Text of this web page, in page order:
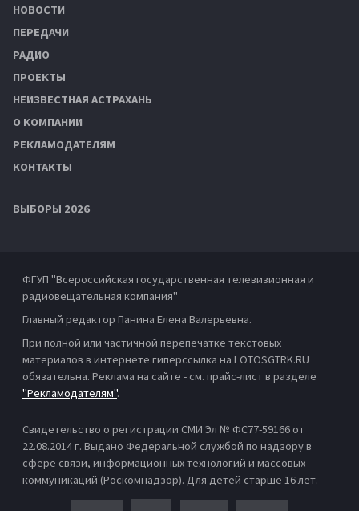
НОВОСТИ
ПЕРЕДАЧИ
РАДИО
ПРОЕКТЫ
НЕИЗВЕСТНАЯ АСТРАХАНЬ
О КОМПАНИИ
РЕКЛАМОДАТЕЛЯМ
КОНТАКТЫ
ВЫБОРЫ 2026
ФГУП "Всероссийская государственная телевизионная и
радиовещательная компания"
Главный редактор Панина Елена Валерьевна.
При полной или частичной перепечатке текстовых
материалов в интернете гиперссылка на LOTOSGTRK.RU
обязательна. Реклама на сайте - см. прайс-лист в разделе
"Рекламодателям".
Свидетельство о регистрации СМИ Эл № ФС77-59166 от
22.08.2014 г. Выдано Федеральной службой по надзору в
сфере связи, информационных технологий и массовых
коммуникаций (Роскомнадзор). Для детей старше 16 лет.